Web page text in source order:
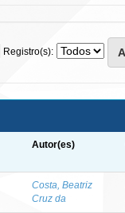
Registro(s):
Autor(es)
Costa, Beatriz
Cruz da